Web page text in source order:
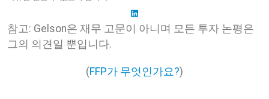
참고: Gelson은 재무 고문이 아니며 모든 투자 논평은
그의 의견일 뿐입니다.
(FFP가 무엇인가요?)